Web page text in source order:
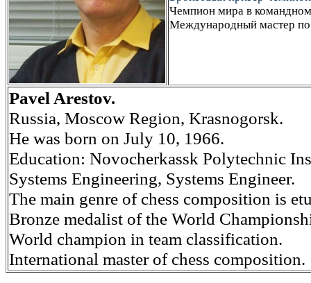
Чемпион мира в командном
Международный мастер
Pavel Arestov.
Russia, Moscow Region, Krasnogorsk.
He was born on July 10, 1966.
Education: Novocherkassk Polytechnic
Systems Engineering, Systems Engineer.
The main genre of chess composition is
Bronze medalist of the World
World champion in team classification.
International master of chess composition.